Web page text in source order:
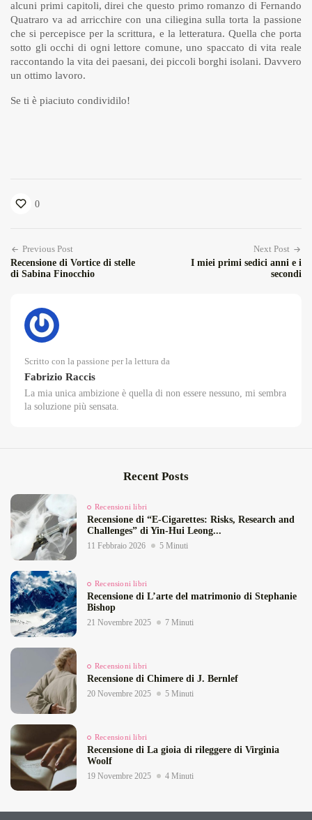
alcuni primi capitoli, direi che questo primo romanzo di Fernando
Quatraro va ad arricchire con una ciliegina sulla torta la passione
che si percepisce per la scrittura, e la letteratura. Quella che porta
sotto gli occhi di ogni lettore comune, uno spaccato di vita reale
raccontando la vita dei paesani, dei piccoli borghi isolani. Davvero
un ottimo lavoro.
Se ti è piaciuto condividilo!
0
Previous Post
Recensione di Vortice di stelle
di Sabina Finocchio
Next Post
I miei primi sedici anni e i
secondi
Scritto con la passione per la lettura da
Fabrizio Raccis
La mia unica ambizione è quella di non essere nessuno, mi sembra
la soluzione più sensata.
Recent Posts
Recensioni libri
Recensione di “E‑Cigarettes: Risks, Research and
Challenges” di Yin‑Hui Leong...
11 Febbraio 2026 5 Minuti
Recensioni libri
Recensione di L’arte del matrimonio di Stephanie
Bishop
21 Novembre 2025 7 Minuti
Recensioni libri
Recensione di Chimere di J. Bernlef
20 Novembre 2025 5 Minuti
Recensioni libri
Recensione di La gioia di rileggere di Virginia
Woolf
19 Novembre 2025 4 Minuti